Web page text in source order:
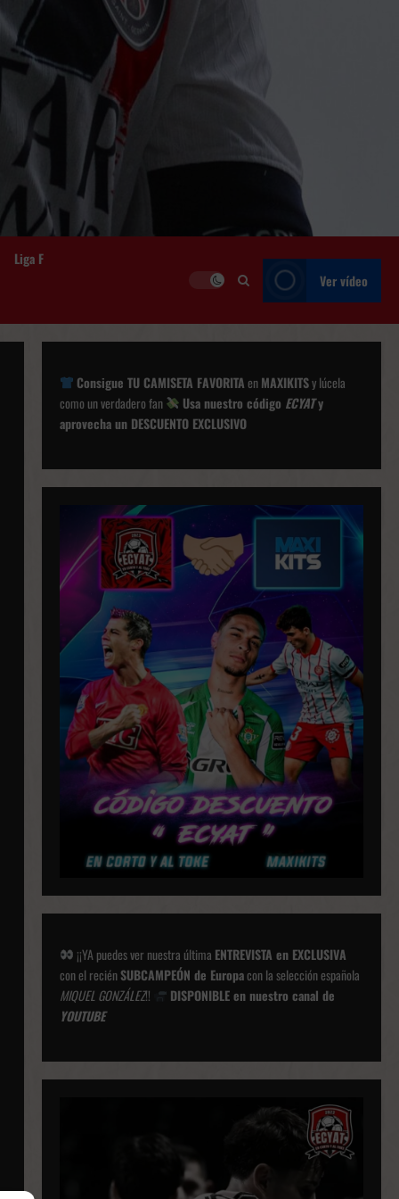
Liga F
Ver vídeo
Consigue TU CAMISETA FAVORITAenMAXIKITSy lúcela
como un verdadero fan
Usa nuestro código ECYATy
aprovecha un DESCUENTO EXCLUSIVO
¡¡YA puedes ver nuestra última ENTREVISTA en EXCLUSIVA
con el reciénSUBCAMPEÓN de Europacon la selección española
MIQUEL GONZÁLEZ!!
DISPONIBLE en nuestro canal de
YOUTUBE